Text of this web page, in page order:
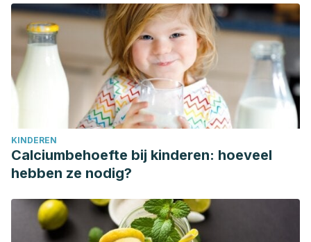
KINDEREN
Calciumbehoefte bij kinderen: hoeveel
hebben ze nodig?